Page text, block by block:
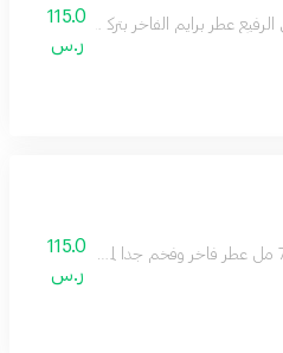
عطر برايم الفاخر بتركيبة فريدة من
115.0
ر.س
115.0
ر.س